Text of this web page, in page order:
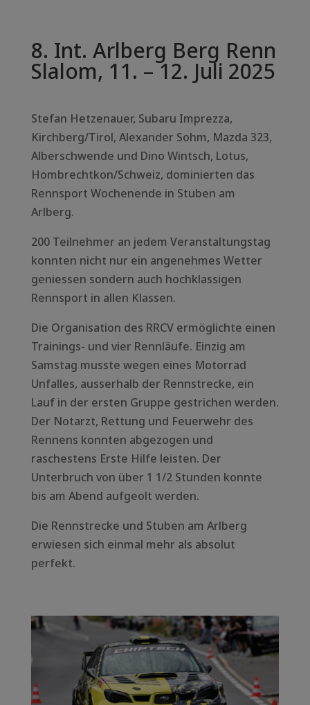
8. Int. Arlberg Berg Renn
Slalom, 11. – 12. Juli 2025
Stefan Hetzenauer, Subaru Imprezza,
Kirchberg/Tirol, Alexander Sohm, Mazda 323,
Alberschwende und Dino Wintsch, Lotus,
Hombrechtkon/Schweiz, dominierten das
Rennsport Wochenende in Stuben am
Arlberg.
200 Teilnehmer an jedem Veranstaltungstag
konnten nicht nur ein angenehmes Wetter
geniessen sondern auch hochklassigen
Rennsport in allen Klassen.
Die Organisation des RRCV ermöglichte einen
Trainings- und vier Rennläufe. Einzig am
Samstag musste wegen eines Motorrad
Unfalles, ausserhalb der Rennstrecke, ein
Lauf in der ersten Gruppe gestrichen werden.
Der Notarzt, Rettung und Feuerwehr des
Rennens konnten abgezogen und
raschestens Erste Hilfe leisten. Der
Unterbruch von über 1 1/2 Stunden konnte
bis am Abend aufgeolt werden.
Die Rennstrecke und Stuben am Arlberg
erwiesen sich einmal mehr als absolut
perfekt.